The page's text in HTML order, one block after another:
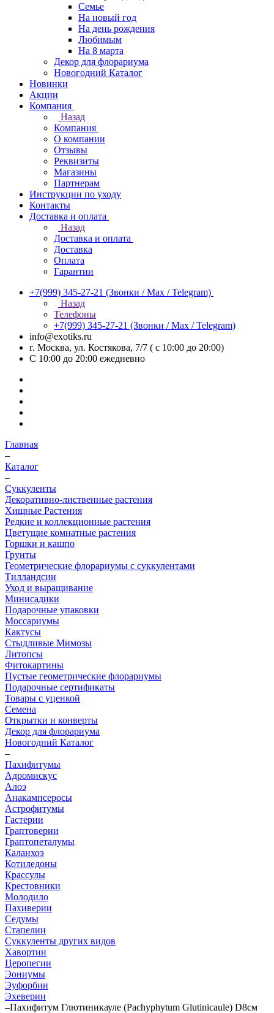
Семье
На новый год
На день рождения
Любимым
На 8 марта
Декор для флорариума
Новогодний Каталог
Новинки
Акции
Компания
Назад
Компания
О компании
Отзывы
Реквизиты
Магазины
Партнерам
Инструкции по уходу
Контакты
Доставка и оплата
Назад
Доставка и оплата
Доставка
Оплата
Гарантии
+7(999) 345-27-21 (Звонки / Max / Telegram)
Назад
Телефоны
+7(999) 345-27-21 (Звонки / Max / Telegram)
info@exotiks.ru
г. Москва, ул. Костякова, 7/7 ( с 10:00 до 20:00)
С 10:00 до 20:00 ежедневно
Главная
–
Каталог
–
Суккуленты
Декоративно-лиственные растения
Хищные Растения
Редкие и коллекционные растения
Цветущие комнатные растения
Горшки и кашпо
Грунты
Геометрические флорариумы с суккулентами
Тилландсии
Уход и выращивание
Минисадики
Подарочные упаковки
Моссариумы
Кактусы
Стыдливые Мимозы
Литопсы
Фитокартины
Пустые геометрические флорариумы
Подарочные сертификаты
Товары с уценкой
Семена
Открытки и конверты
Декор для флорариума
Новогодний Каталог
–
Пахифитумы
Адромискус
Алоэ
Анакампсеросы
Астрофитумы
Гастерии
Граптоверии
Граптопеталумы
Каланхоэ
Котиледоны
Крассулы
Крестовники
Молодило
Пахиверии
Седумы
Стапелии
Суккуленты других видов
Хавортии
Церопегии
Эониумы
Эуфорбии
Эхеверии
–Пахифитум Глютиникауле (Pachyphytum Glutinicaule) D8см